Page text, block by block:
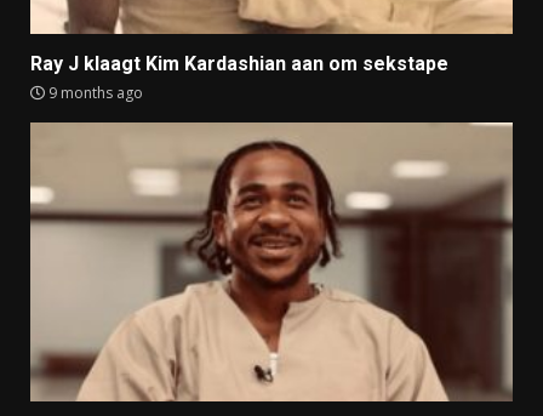
Ray J klaagt Kim Kardashian aan om sekstape
9 months ago